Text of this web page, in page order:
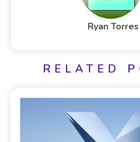
Ryan Torres
RELATED